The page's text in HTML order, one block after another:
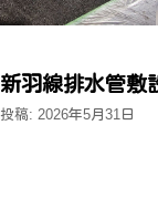
新羽線排水管敷
投稿: 2026年5月31日